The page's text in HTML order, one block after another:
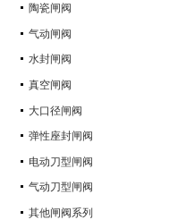
陶瓷闸阀
气动闸阀
水封闸阀
真空闸阀
大口径闸阀
弹性座封闸阀
电动刀型闸阀
气动刀型闸阀
其他闸阀系列